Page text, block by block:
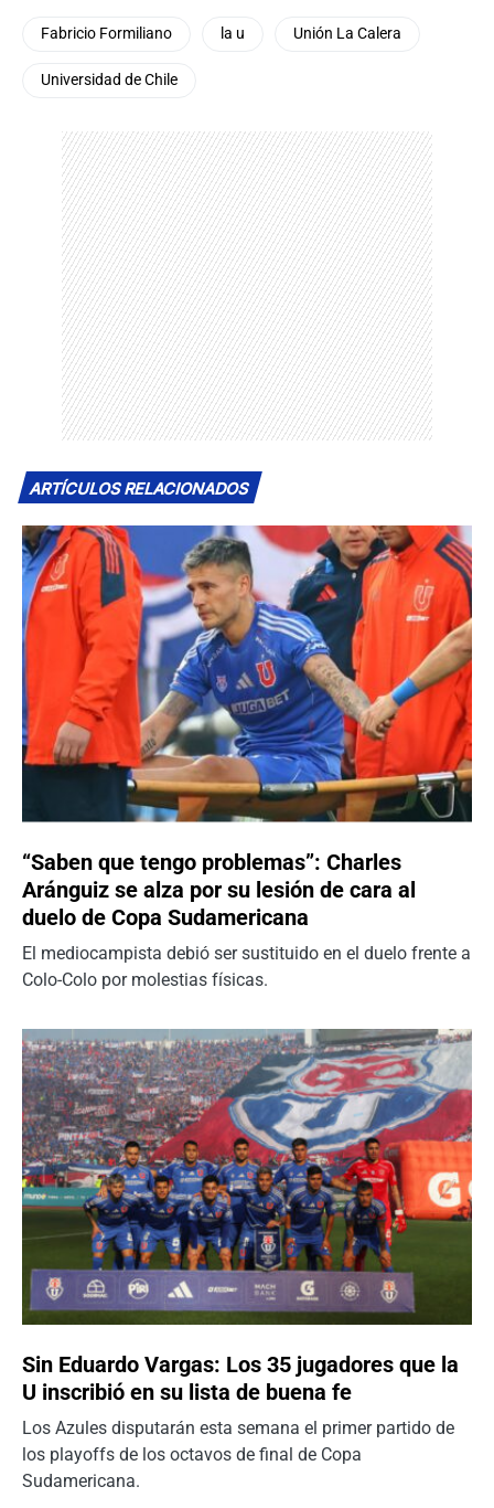
Fabricio Formiliano la u Unión La Calera
Universidad de Chile
ARTÍCULOS RELACIONADOS
“Saben que tengo problemas”: Charles
Aránguiz se alza por su lesión de cara al
duelo de Copa Sudamericana
El mediocampista debió ser sustituido en el duelo frente a
Colo-Colo por molestias físicas.
Sin Eduardo Vargas: Los 35 jugadores que la
U inscribió en su lista de buena fe
Los Azules disputarán esta semana el primer partido de
los playoffs de los octavos de final de Copa
Sudamericana.